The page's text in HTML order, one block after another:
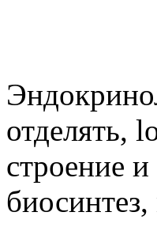
отделять,
строение